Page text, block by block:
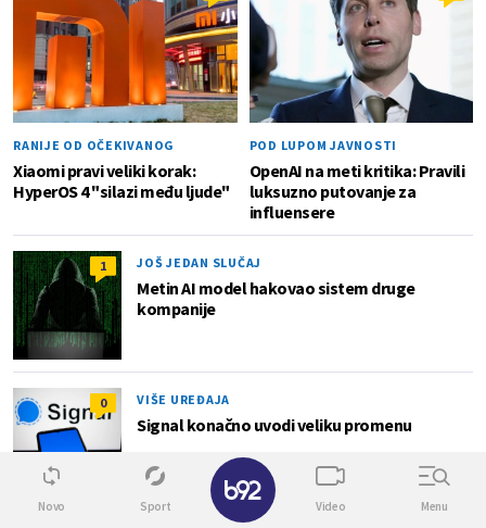
RANIJE OD OČEKIVANOG
Xiaomi pravi veliki korak:
HyperOS 4 "silazi među ljude"
POD LUPOM JAVNOSTI
OpenAI na meti kritika: Pravili
luksuzno putovanje za
influensere
1 JOŠ JEDAN SLUČAJ
Metin AI model hakovao sistem druge
kompanije
0 VIŠE UREĐAJA
Signal konačno uvodi veliku promenu
Novo Sport Video Menu